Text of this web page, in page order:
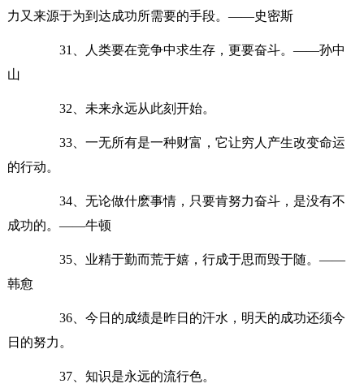
力又来源于为到达成功所需要的手段。——史密斯
31、人类要在竞争中求生存，更要奋斗。——孙中
山
32、未来永远从此刻开始。
33、一无所有是一种财富，它让穷人产生改变命运
的行动。
34、无论做什麽事情，只要肯努力奋斗，是没有不
成功的。——牛顿
35、业精于勤而荒于嬉，行成于思而毁于随。——
韩愈
36、今日的成绩是昨日的汗水，明天的成功还须今
日的努力。
37、知识是永远的流行色。